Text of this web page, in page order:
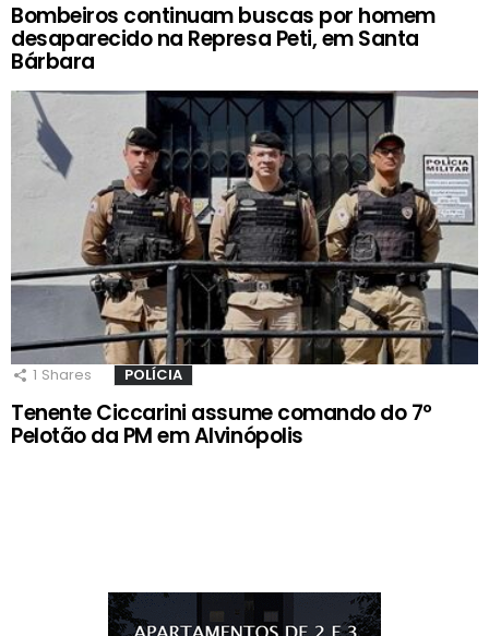
Bombeiros continuam buscas por homem
desaparecido na Represa Peti, em Santa
Bárbara
1 Shares POLÍCIA
Tenente Ciccarini assume comando do 7º
Pelotão da PM em Alvinópolis